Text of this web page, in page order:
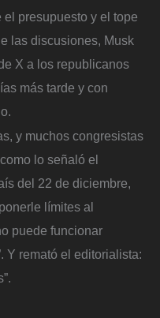
presupuesto y el tope
las discusiones, Musk
X a los republicanos
más tarde y con
y muchos congresistas
lo señaló el
del 22 de diciembre,
límites al
puede funcionar
Y remató el editorialista: